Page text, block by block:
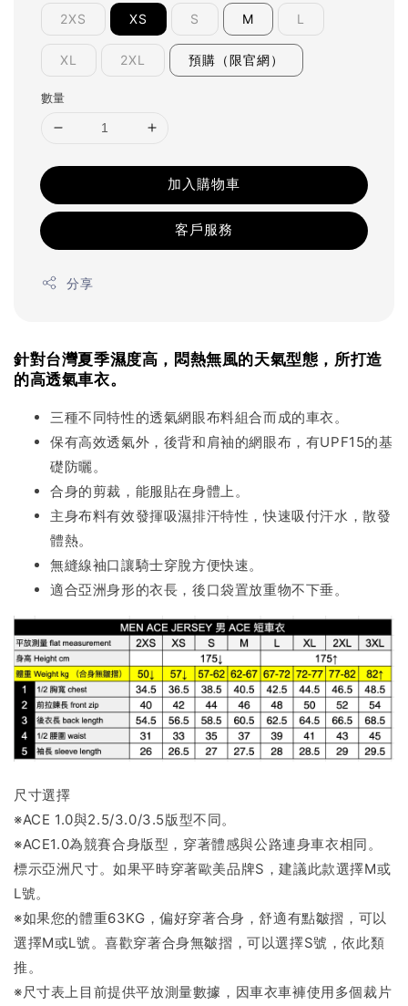
2XS XS S M L
XL 2XL 預購（限官網）
數量
加入購物車
客戶服務
分享
針對台灣夏季濕度高，悶熱無風的天氣型態，所打造
的高透氣車衣。
三種不同特性的透氣網眼布料組合而成的車衣。
保有高效透氣外，後背和肩袖的網眼布，有UPF15的基
礎防曬。
合身的剪裁，能服貼在身體上。
主身布料有效發揮吸濕排汗特性，快速吸付汗水，散發
體熱。
無縫線袖口讓騎士穿脫方便快速。
適合亞洲身形的衣長，後口袋置放重物不下垂。
尺寸選擇
※ACE 1.0與2.5/3.0/3.5版型不同。
※ACE1.0為競賽合身版型，穿著體感與公路連身車衣相同。
標示亞洲尺寸。如果平時穿著歐美品牌S，建議此款選擇M或
L號。
※如果您的體重63KG，偏好穿著合身，舒適有點皺摺，可以
選擇M或L號。喜歡穿著合身無皺摺，可以選擇S號，依此類
推。
※尺寸表上目前提供平放測量數據，因車衣車褲使用多個裁片